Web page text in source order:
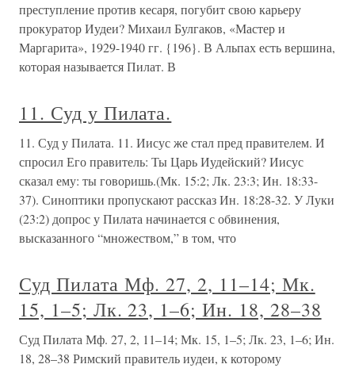
преступление против кесаря, погубит свою карьеру
прокуратор Иудеи? Михаил Булгаков, «Мастер и
Маргарита», 1929-1940 гг. {196}. В Альпах есть вершина,
которая называется Пилат. В
11. Суд у Пилата.
11. Суд у Пилата. 11. Иисус же стал пред правителем. И
спросил Его правитель: Ты Царь Иудейский? Иисус
сказал ему: ты говоришь.(Мк. 15:2; Лк. 23:3; Ин. 18:33-
37). Синоптики пропускают рассказ Ин. 18:28-32. У Луки
(23:2) допрос у Пилата начинается с обвинения,
высказанного “множеством,” в том, что
Суд Пилата Мф. 27, 2, 11–14; Мк.
15, 1–5; Лк. 23, 1–6; Ин. 18, 28–38
Суд Пилата Мф. 27, 2, 11–14; Мк. 15, 1–5; Лк. 23, 1–6; Ин.
18, 28–38 Римский правитель иудеи, к которому